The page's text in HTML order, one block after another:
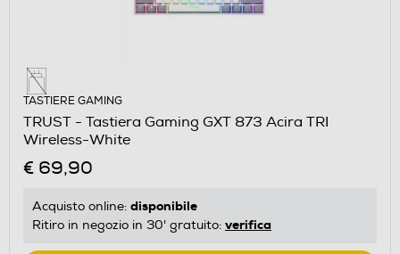
TASTIERE GAMING
TRUST - Tastiera Gaming GXT 873 Acira TRI
Wireless-White
€ 69,90
Acquisto online: disponibile
Ritiro in negozio in 30' gratuito: verifica